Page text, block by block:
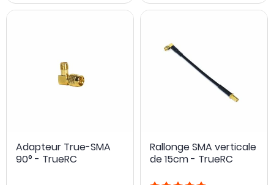
Adapteur True-SMA
90° - TrueRC
Rallonge SMA verticale
de 15cm - TrueRC